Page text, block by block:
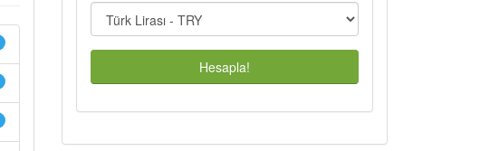
Hesapla!